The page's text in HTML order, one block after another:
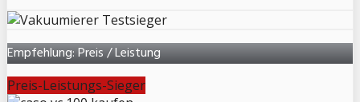
Empfehlung: Preis / Leistung
Preis-Leistungs-Sieger